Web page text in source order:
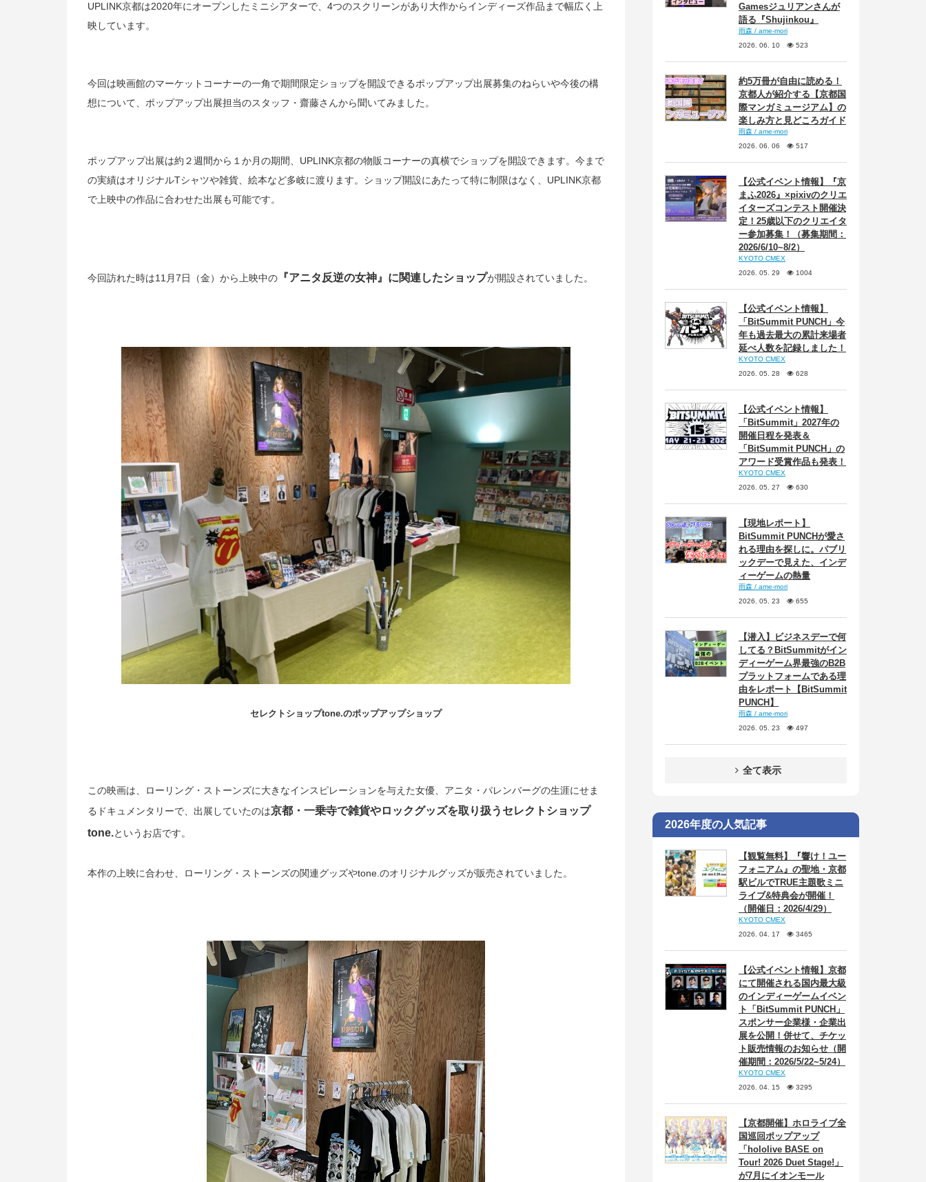
UPLINK京都は2020年にオープンしたミニシアターで、4つのスクリーンがあり大作からインディーズ作品まで幅広く上
映しています。
今回は映画館のマーケットコーナーの一角で期間限定ショップを開設できるポップアップ出展募集のねらいや今後の構
想について、ポップアップ出展担当のスタッフ・齋藤さんから聞いてみました。
ポップアップ出展は約２週間から１か月の期間、UPLINK京都の物販コーナーの真横でショップを開設できます。今まで
の実績はオリジナルTシャツや雑貨、絵本など多岐に渡ります。ショップ開設にあたって特に制限はなく、UPLINK京都
で上映中の作品に合わせた出展も可能です。
今回訪れた時は11月7日（金）から上映中の 『アニタ反逆の女神』に関連したショップが開設されていました。
セレクトショップtone.のポップアップショップ
この映画は、ローリング・ストーンズに大きなインスピレーションを与えた女優、アニタ・パレンバーグの生涯にせま
るドキュメンタリーで、出展していたのは京都・一乗寺で雑貨やロックグッズを取り扱うセレクトショップ
tone.というお店です。
本作の上映に合わせ、ローリング・ストーンズの関連グッズやtone.のオリジナルグッズが販売されていました。
Gamesジュリアンさんが
語る『Shujinkou』
雨森 / ame-mori
2026. 06. 10
523
約5万冊が自由に読める！
京都人が紹介する【京都国
際マンガミュージアム】の
楽しみ方と見どころガイド
雨森 / ame-mori
2026. 06. 06
517
【公式イベント情報】『京
まふ2026』×pixivのクリエ
イターズコンテスト開催決
定！25歳以下のクリエイタ
ー参加募集！（募集期間：
2026/6/10~8/2）
KYOTO CMEX
2026. 05. 29
1004
【公式イベント情報】
「BitSummit PUNCH」今
年も過去最大の累計来場者
延べ人数を記録しました！
KYOTO CMEX
2026. 05. 28
628
【公式イベント情報】
「BitSummit」2027年の
開催日程を発表＆
「BitSummit PUNCH」の
アワード受賞作品も発表！
KYOTO CMEX
2026. 05. 27
630
【現地レポート】
BitSummit PUNCHが愛さ
れる理由を探しに。パブリ
ックデーで見えた、インデ
ィーゲームの熱量
雨森 / ame-mori
2026. 05. 23
655
【潜入】ビジネスデーで何
してる？BitSummitがイン
ディーゲーム界最強のB2B
プラットフォームである理
由をレポート【BitSummit
PUNCH】
雨森 / ame-mori
2026. 05. 23
497
全て表示
2026年度の人気記事
【観覧無料】『響け！ユー
フォニアム』の聖地・京都
駅ビルでTRUE主題歌ミニ
ライブ&特典会が開催！
（開催日：2026/4/29）
KYOTO CMEX
2026. 04. 17
3465
【公式イベント情報】京都
にて開催される国内最大級
のインディーゲームイベン
ト「BitSummit PUNCH」
スポンサー企業様・企業出
展を公開！併せて、チケッ
ト販売情報のお知らせ（開
催期間：2026/5/22~5/24）
KYOTO CMEX
2026. 04. 15
3295
【京都開催】ホロライブ全
国巡回ポップアップ
「hololive BASE on
Tour! 2026 Duet Stage!」
が7月にイオンモール